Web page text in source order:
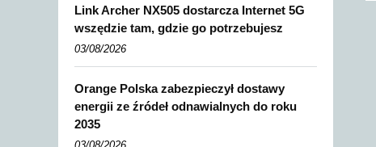
Link Archer NX505 dostarcza Internet 5G
wszędzie tam, gdzie go potrzebujesz
03/08/2026
Orange Polska zabezpieczył dostawy
energii ze źródeł odnawialnych do roku
2035